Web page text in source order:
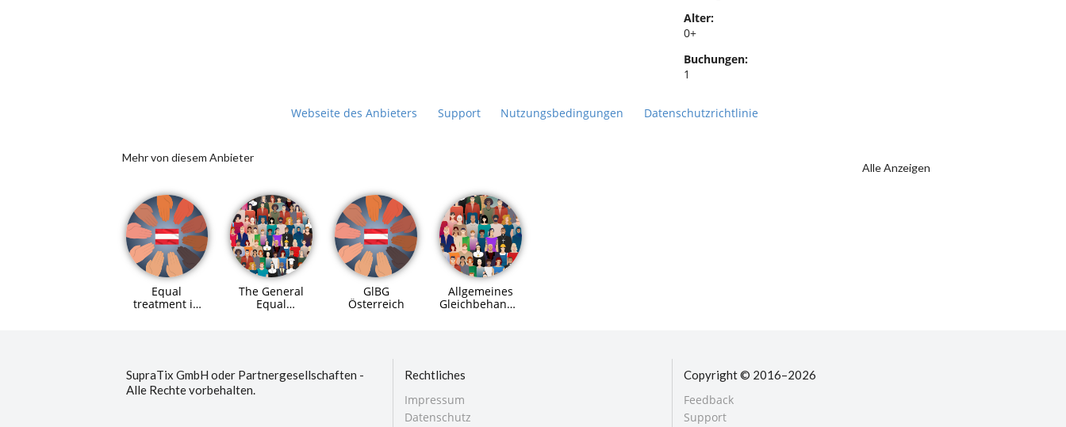
Alter:
0+
Buchungen:
1
Webseite des Anbieters Support Nutzungsbedingungen Datenschutzrichtlinie
Mehr von diesem Anbieter
Alle Anzeigen
Equal
treatment in
The General
Equal
GlBG
Österreich
Allgemeines
Gleichbehandlungsgesetz
SupraTix GmbH oder Partnergesellschaften -
Alle Rechte vorbehalten.
Rechtliches
Impressum
Datenschutz
Copyright © 2016–2026
Feedback
Support